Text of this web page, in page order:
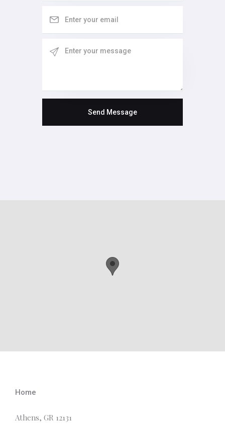
Home
Athens, GR 12131